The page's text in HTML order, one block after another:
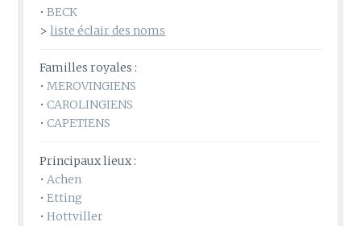
•BECK
>liste éclair des noms
Familles royales :
•MEROVINGIENS
•CAROLINGIENS
•CAPETIENS
Principaux lieux :
• Achen
•Etting
•Hottviller